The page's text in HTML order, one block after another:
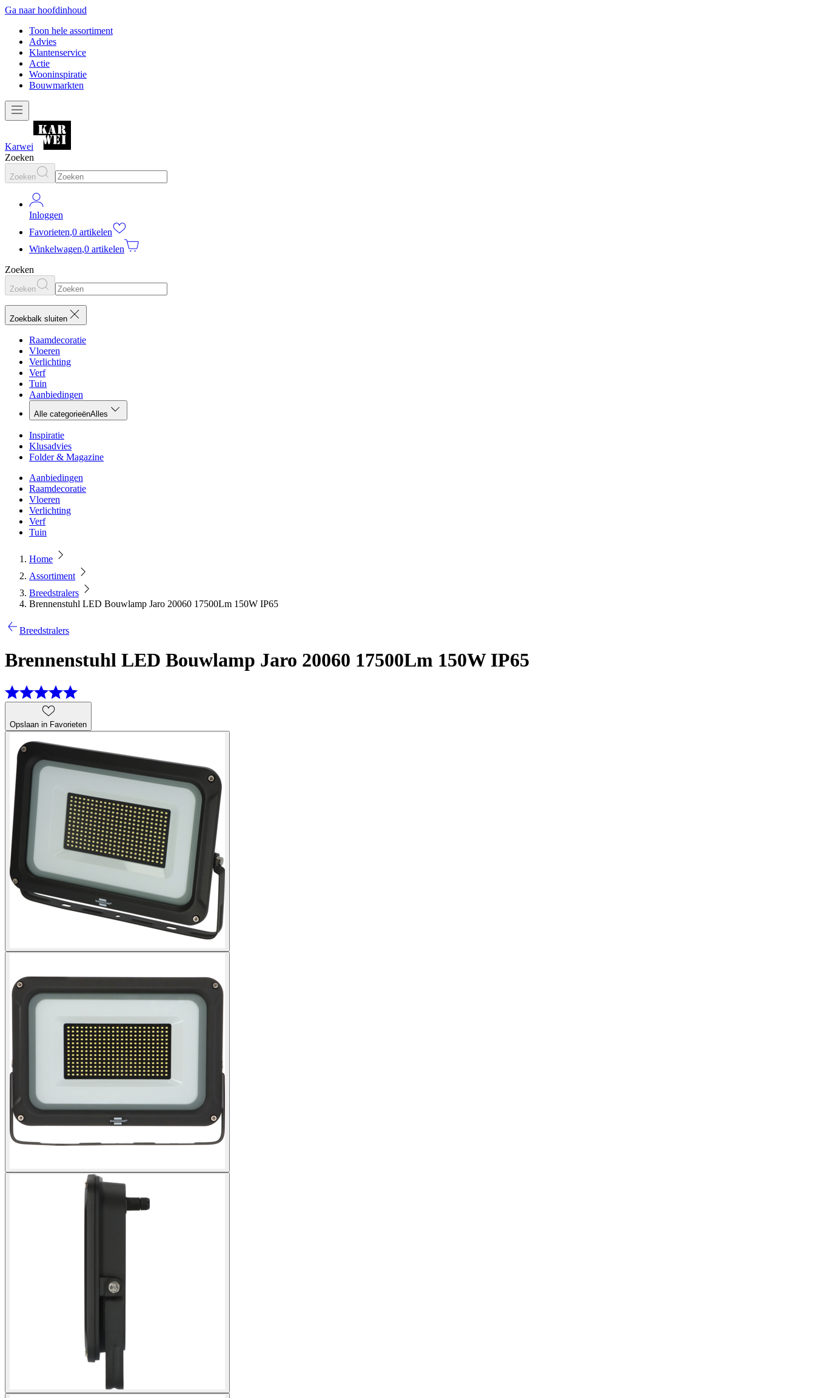
Ga naar hoofdinhoud
Toon hele assortiment
Advies
Klantenservice
Actie
Wooninspiratie
Bouwmarkten
Karwei
Zoeken
Zoeken
Inloggen
Favorieten,0 artikelen
Winkelwagen,0 artikelen
Zoeken
Zoeken
Zoekbalk sluiten
Raamdecoratie
Vloeren
Verlichting
Verf
Tuin
Aanbiedingen
Alle categorieënAlles
Inspiratie
Klusadvies
Folder & Magazine
Aanbiedingen
Raamdecoratie
Vloeren
Verlichting
Verf
Tuin
Home
Assortiment
Breedstralers
Brennenstuhl LED Bouwlamp Jaro 20060 17500Lm 150W IP65
Breedstralers
Brennenstuhl LED Bouwlamp Jaro 20060 17500Lm 150W IP65
Opslaan in Favorieten